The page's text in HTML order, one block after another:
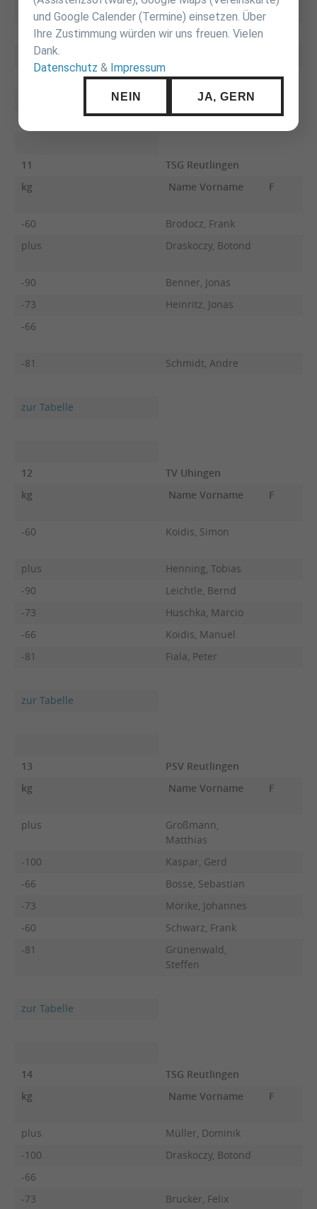
-66
Bosse, Sebastian
-81
11
TSG Reutlingen
kg
Name Vorname F
-60
Brodocz, Frank
plus
Draskoczy, Botond
-90
Benner, Jonas
-73
Heinritz, Jonas
-66
-81 Schmidt, Andre
zur Tabelle
12
TV Uhingen
kg
Name Vorname F
-60 Koidis, Simon
plus
Henning, Tobias
-90
Leichtle, Bernd
-73
Huschka, Marcio
-66
Koidis, Manuel
-81
Fiala, Peter
zur Tabelle
13
PSV Reutlingen
kg
Name Vorname F
plus
Großmann,
Matthias
-100
Kaspar, Gerd
-66
Bosse, Sebastian
-73
Mörike, Johannes
-60
Schwarz, Frank
-81
Grünenwald,
Steffen
zur Tabelle
14
TSG Reutlingen
kg
Name Vorname F
plus
Müller, Dominik
-100
Draskoczy, Botond
-66
-73
Brucker, Felix
und Google Calender (Termine) einsetzen. Über
Ihre Zustimmung würden wir uns freuen. Vielen
Dank.
Datenschutz & Impressum
NEIN JA, GERN